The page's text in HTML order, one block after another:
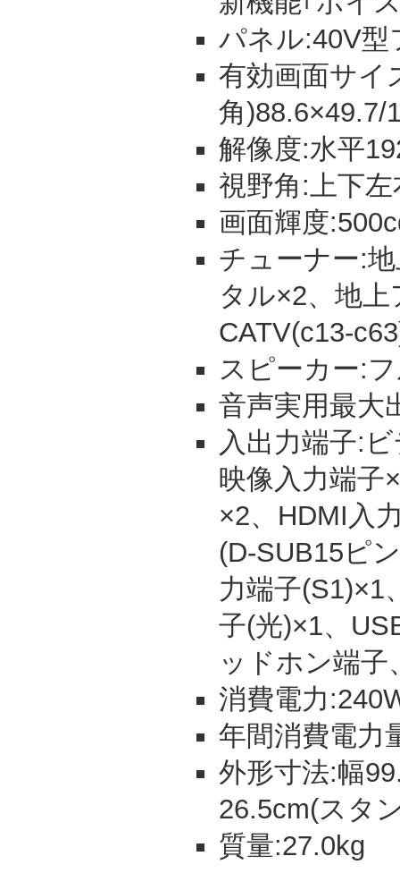
パネル:40V型
有効画面サイ
角)88.6×49.7/
解像度:水平
視野角:上下
画面輝度
チューナー:
タル×2、地
CATV(c13-
スピーカー:
音声実用最大
入出力端子:
映像入力端子
×2、HDMI入
(D-SUB15ピ
力端子(S1)×1
子(光)×1、
ッドホン端子
消費電力
年間消費電力
外形寸法:幅
26.5cm(スタ
質量:27.0kg